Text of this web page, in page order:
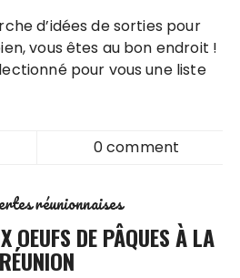
vous êtes au bon endroit !
pour vous une liste
0 comment
réunionnaises
OEUFS DE PÂQUES À LA
RÉUNION